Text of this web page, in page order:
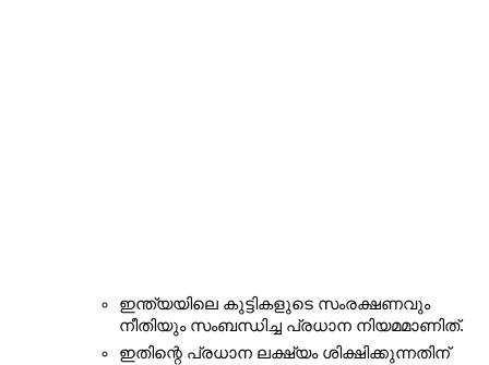
ഇന്ത്യയിലെ കുട്ടികളുടെ സംരക്ഷണവും
നീതിയും സംബന്ധിച്ച പ്രധാന നിയമമാണിത്.
ഇതിന്റെ പ്രധാന ലക്ഷ്യം ശിക്ഷിക്കുന്നതിന്